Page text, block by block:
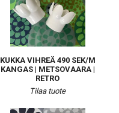
KUKKA VIHREÄ 490 SEK/M
KANGAS | METSOVAARA |
RETRO
Tilaa tuote